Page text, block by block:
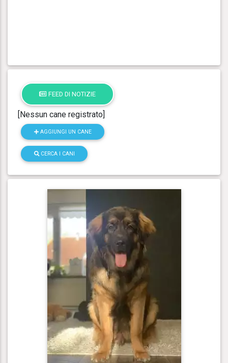
FEED DI NOTIZIE
[Nessun cane registrato]
AGGIUNGI UN CANE
CERCA I CANI